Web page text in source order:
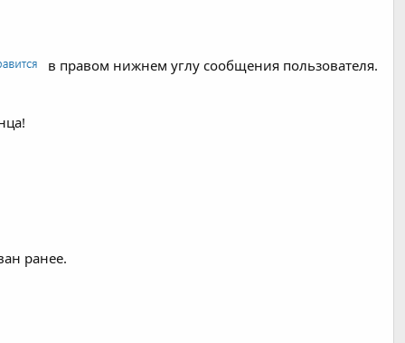
в правом нижнем углу сообщения пользователя.
ранее.